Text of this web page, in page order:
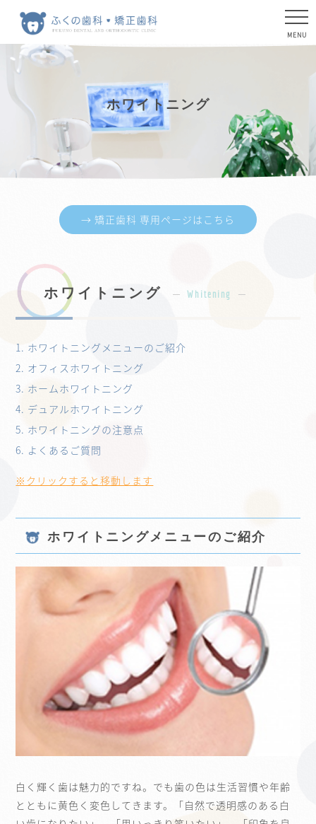
ホワイトニング
→ 矯正歯科 専用ページはこちら
ホワイトニング Whitening
1. ホワイトニングメニューのご紹介
2. オフィスホワイトニング
3. ホームホワイトニング
4. デュアルホワイトニング
5. ホワイトニングの注意点
6. よくあるご質問
※クリックすると移動します
ホワイトニングメニューのご紹介
白く輝く歯は魅力的ですね。でも歯の色は生活習慣や年齢
とともに黄色く変色してきます。「自然で透明感のある白